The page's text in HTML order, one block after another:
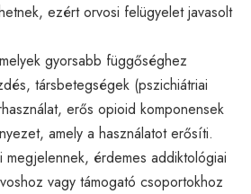
ezért orvosi felügyelet javasolt
gyorsabb függőséghez
társbetegségek (pszichiátriai
erős opioid komponensek
amely a használatot erősíti.
érdemes addiktológiai
vagy támogató csoportokhoz